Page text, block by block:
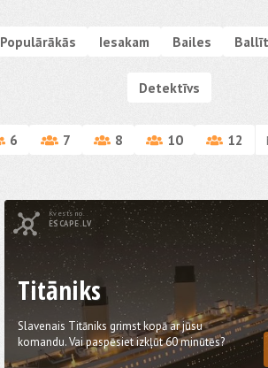
Populārākās Iesakam Bailes
Detektīvs
6 7 8 10 12
Kvests no
ESCAPE.LV
Titāniks
Slavenais Titāniks grimst kopā ar jūsu
komandu. Vai paspēsiet izkļūt 60 minūtēs?